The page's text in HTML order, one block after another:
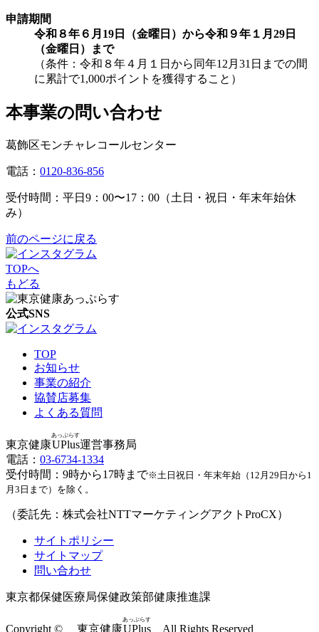
申請期間
令和８年６月19日（金曜日）から令和９年１月29日
（金曜日）まで
（条件：令和８年４月１日から同年12月31日までの間
に累計で1,000ポイントを獲得すること）
本事業の問い合わせ
葛飾区モンチャレコールセンター
電話： 0120-836-856
受付時間：平日9：00〜17：00（土日・祝日・年末年始休
み）
前のページに戻る
TOPへ
もどる
公式SNS
TOP
お知らせ
事業の紹介
協賛店募集
よくある質問
東京健康UPlus
あっぷらす
運営事務局
電話： 03-6734-1334
受付時間：9時から17時まで※土日祝日・年末年始（12月29日から1
月3日まで）を除く。
（委託先：株式会社NTTマーケティングアクトProCX）
サイトポリシー
サイトマップ
問い合わせ
東京都保健医療局保健政策部健康推進課
Copyright © 東京健康UPlus
あっぷらす
All Rights Reserved